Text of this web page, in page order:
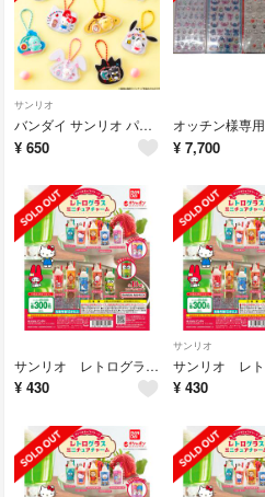
サンリオ
バンダイ サンリオ パッケージチャーム
¥ 650
オッチン様専用
¥ 7,700
サンリオ レトログラスチャーム
¥ 430
サンリオ
¥ 430